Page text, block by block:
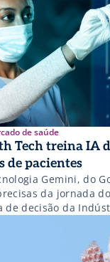
de saúde
Tech treina IA
de pacientes
Gemini, do
da jornada
de decisão da